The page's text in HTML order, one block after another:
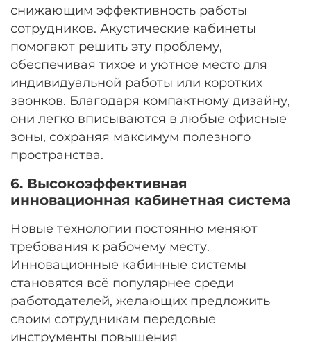
снижающим эффективность работы
сотрудников. Акустические кабинеты
помогают решить эту проблему,
обеспечивая тихое и уютное место для
индивидуальной работы или коротких
звонков. Благодаря компактному дизайну,
они легко вписываются в любые офисные
зоны, сохраняя максимум полезного
пространства.
6. Высокоэффективная
инновационная кабинетная система
Новые технологии постоянно меняют
требования к рабочему месту.
Инновационные кабинные системы
становятся всё популярнее среди
работодателей, желающих предложить
своим сотрудникам передовые
инструменты повышения